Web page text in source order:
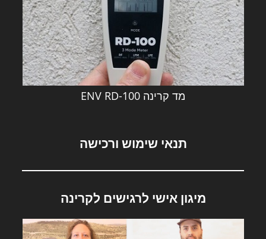
מד קרינה ENV RD-100
תנאי שימוש ורכישה
מיגון אישי לרגישים לקרינה